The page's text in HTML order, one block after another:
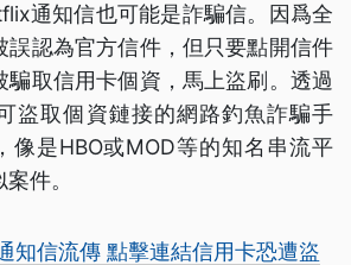
通知信也可能是詐騙信。因爲全
誤認為官方信件，但只要點開信件
騙取信用卡個資，馬上盜刷。透過
盜取個資鏈接的網路釣魚詐騙手
像是HBO或MOD等的知名串流平
件。
知信流傳 點擊連結信用卡恐遭盜